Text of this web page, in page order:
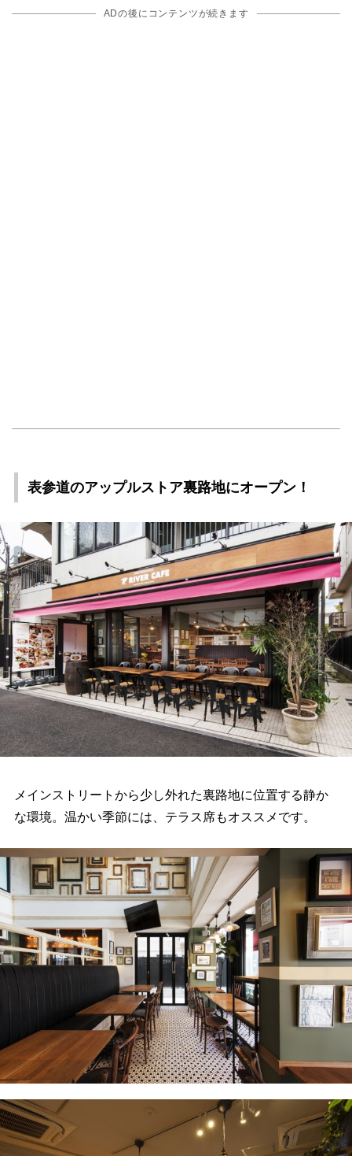
ADの後にコンテンツが続きます
表参道のアップルストア裏路地にオープン！
メインストリートから少し外れた裏路地に位置する静か
な環境。温かい季節には、テラス席もオススメです。